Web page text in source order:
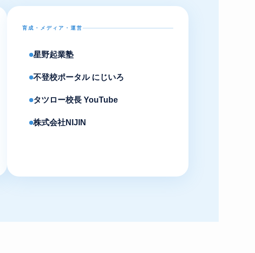
育成・メディア・運営
星野起業塾
不登校ポータル にじいろ
タツロー校長 YouTube
株式会社NIJIN